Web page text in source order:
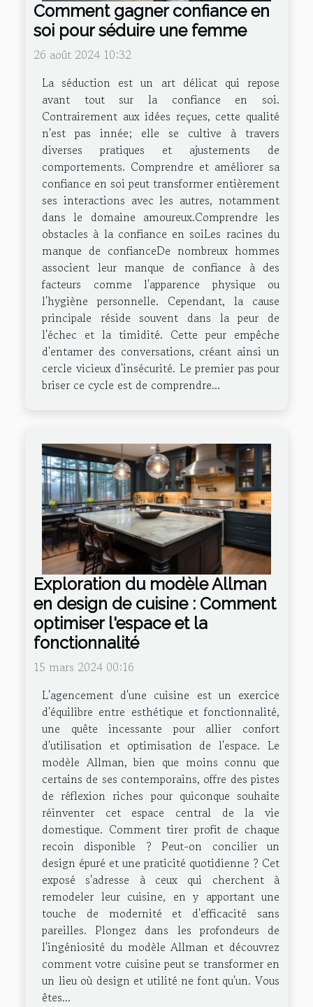
Comment gagner confiance en
soi pour séduire une femme
26 août 2024 10:32
La séduction est un art délicat qui repose
avant tout sur la confiance en soi.
Contrairement aux idées reçues, cette qualité
n'est pas innée; elle se cultive à travers
diverses pratiques et ajustements de
comportements. Comprendre et améliorer sa
confiance en soi peut transformer entièrement
ses interactions avec les autres, notamment
dans le domaine amoureux.Comprendre les
obstacles à la confiance en soiLes racines du
manque de confianceDe nombreux hommes
associent leur manque de confiance à des
facteurs comme l'apparence physique ou
l'hygiène personnelle. Cependant, la cause
principale réside souvent dans la peur de
l'échec et la timidité. Cette peur empêche
d'entamer des conversations, créant ainsi un
cercle vicieux d'insécurité. Le premier pas pour
briser ce cycle est de comprendre...
Exploration du modèle Allman
en design de cuisine : Comment
optimiser l'espace et la
fonctionnalité
15 mars 2024 00:16
L'agencement d'une cuisine est un exercice
d'équilibre entre esthétique et fonctionnalité,
une quête incessante pour allier confort
d'utilisation et optimisation de l'espace. Le
modèle Allman, bien que moins connu que
certains de ses contemporains, offre des pistes
de réflexion riches pour quiconque souhaite
réinventer cet espace central de la vie
domestique. Comment tirer profit de chaque
recoin disponible ? Peut-on concilier un
design épuré et une praticité quotidienne ? Cet
exposé s'adresse à ceux qui cherchent à
remodeler leur cuisine, en y apportant une
touche de modernité et d'efficacité sans
pareilles. Plongez dans les profondeurs de
l'ingéniosité du modèle Allman et découvrez
comment votre cuisine peut se transformer en
un lieu où design et utilité ne font qu'un. Vous
êtes...